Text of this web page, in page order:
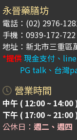
永晉藥膳坊
電話：(02) 2976-
手機：0939-172-722
地址：新北市三重區
*提供現金支付、
PG talk、台灣
營業時間
中午 ( 12:00 ~ 14:00
下午 ( 17:00 ~ 21:00
公休日： 週二、週四